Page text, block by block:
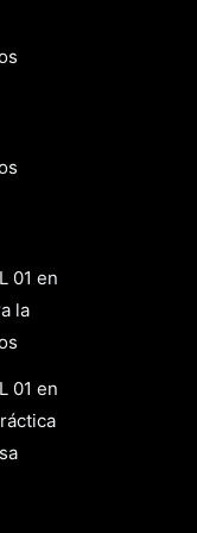
01 en
la
01 en